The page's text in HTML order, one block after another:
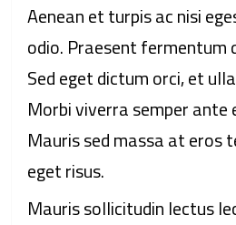
Aenean et turpis ac nisi
odio. Praesent fermentum
Sed eget dictum orci, et
Morbi viverra semper ante
Mauris sed massa at eros
eget risus.
Mauris sollicitudin lectus